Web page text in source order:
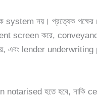
system নয়। প্রত্যেক
screen করে,
এবং lender
notarised হতে হবে, নাকি